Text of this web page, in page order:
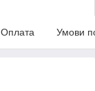
Оплата Умови